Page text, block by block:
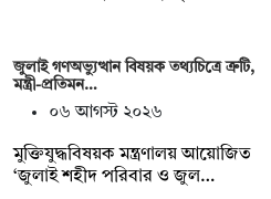
জুলাই গণঅভ্যুত্থান বিষয়ক তথ্যচিত্রে ত্রুটি,
মন্ত্রী-প্রতিমন…
০৬ আগস্ট ২০২৬
মুক্তিযুদ্ধবিষয়ক মন্ত্রণালয় আয়োজিত
‘জুলাই শহীদ পরিবার ও জুল…